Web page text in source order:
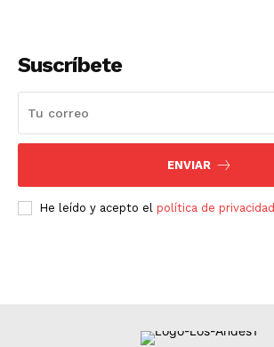
Suscríbete
ENVIAR
He leído y acepto el política de privacidad